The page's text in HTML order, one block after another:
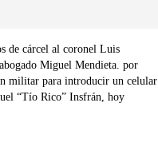
de cárcel al coronel Luis
Miguel Mendieta. por
militar para introducir un celular
“Tío Rico” Insfrán, hoy